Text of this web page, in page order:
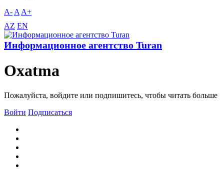
A- A A+
AZ EN
Информационное агентство Turan
Oxatma
Пожалуйста, войдите или подпишитесь, чтобы читать больше
Войти Подписаться